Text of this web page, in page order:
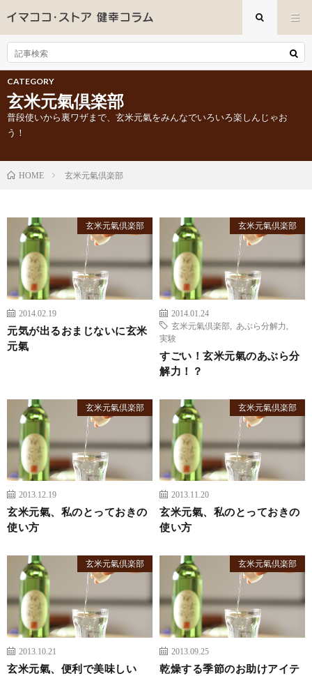
CATEGORY
玄米元氣倶楽部
普段使いから裏ワザまで、玄米元氣をみんなでいろいろ楽しんじゃお
う！
HOME 玄米元氣倶楽部
玄米元氣倶楽部
2014.02.19
元気が出るおまじないに玄米
元氣
玄米元氣倶楽部
2014.01.24
玄米元氣倶楽部
あぶら分解力
実験
すごい！玄米元氣のあぶら分
解力！？
玄米元氣倶楽部
2013.12.19
玄米元氣、私のとっておきの
使い方
玄米元氣倶楽部
2013.11.20
玄米元氣、私のとっておきの
使い方
玄米元氣倶楽部
2013.10.21
玄米元氣、便利で美味しい
玄米元氣倶楽部
2013.09.25
乾燥する季節のお助けアイテ